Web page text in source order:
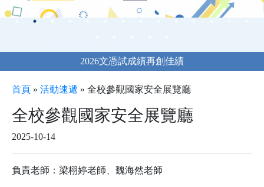
2026文憑試成績再創佳績
首頁 » 活動速遞 » 全校參觀國家安全展覽廳
全校參觀國家安全展覽廳
2025-10-14
負責老師：梁栩婷老師、魏海然老師